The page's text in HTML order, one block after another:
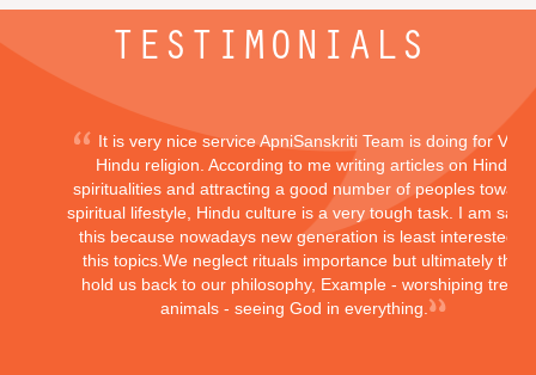
TESTIMONIALS
It is very nice service ApniSanskriti Team is doing for
Hindu religion. According to me writing articles on Hindu
spiritualities and attracting a good number of peoples
spiritual lifestyle, Hindu culture is a very tough task. I am
this because nowadays new generation is least interested in
this topics.We neglect rituals importance but ultimately they
hold us back to our philosophy, Example - worshiping trees,
animals - seeing God in everything.